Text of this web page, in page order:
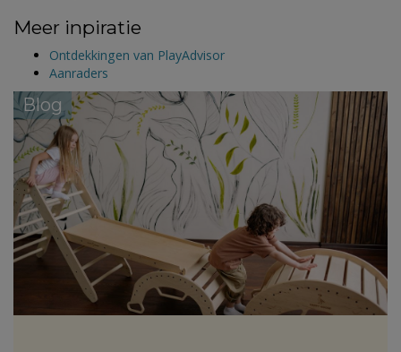
Meer inpiratie
Ontdekkingen van PlayAdvisor
Aanraders
Blog